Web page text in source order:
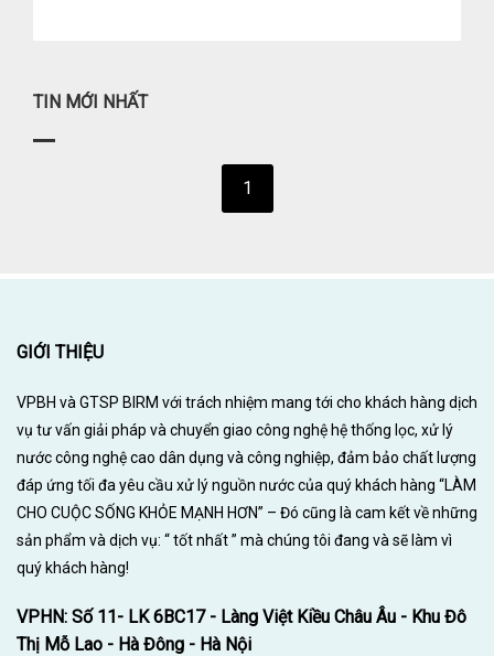
TIN MỚI NHẤT
1
GIỚI THIỆU
VPBH và GTSP BIRM với trách nhiệm mang tới cho khách hàng dịch
vụ tư vấn giải pháp và chuyển giao công nghệ hệ thống lọc, xử lý
nước công nghệ cao dân dụng và công nghiệp, đảm bảo chất lượng
đáp ứng tối đa yêu cầu xử lý nguồn nước của quý khách hàng “LÀM
CHO CUỘC SỐNG KHỎE MẠNH HƠN” – Đó cũng là cam kết về những
sản phẩm và dịch vụ: “ tốt nhất ” mà chúng tôi đang và sẽ làm vì
quý khách hàng!
VPHN: Số 11- LK 6BC17 - Làng Việt Kiều Châu Âu - Khu Đô
Thị Mỗ Lao - Hà Đông - Hà Nội